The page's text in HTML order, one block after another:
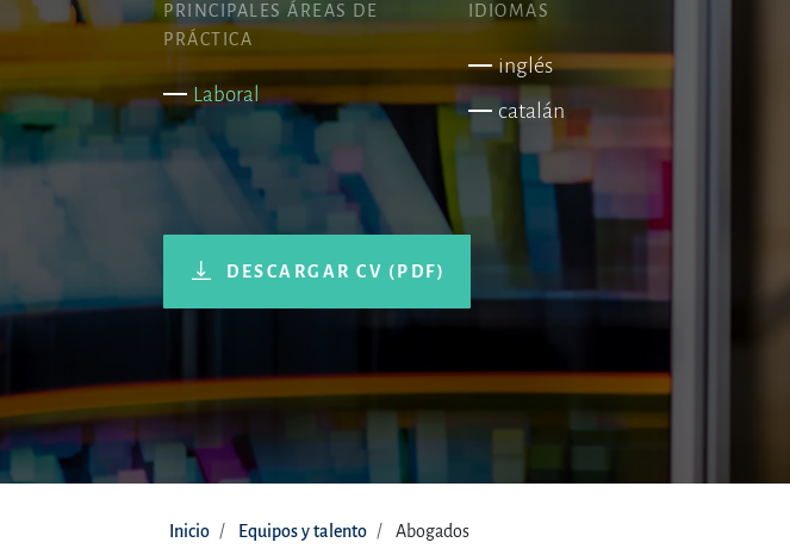
PRINCIPALES ÁREAS DE
PRÁCTICA
Laboral
IDIOMAS
inglés
catalán
DESCARGAR CV (PDF)
Inicio Equipos y talento Abogados